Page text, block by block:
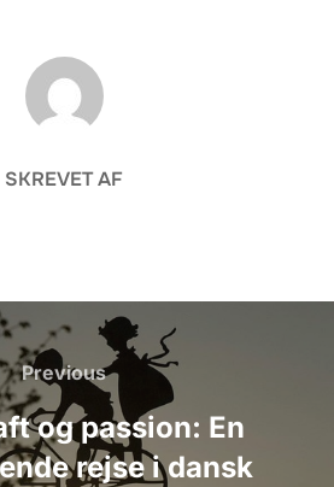
FORFATTER
SKREVET AF
Previous
Previous
og passion: En
rejse i dansk